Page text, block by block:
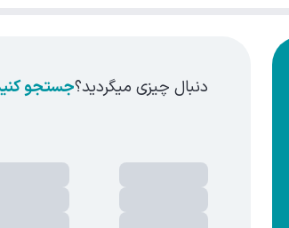
دنبال چیزی میگردید؟جستجو